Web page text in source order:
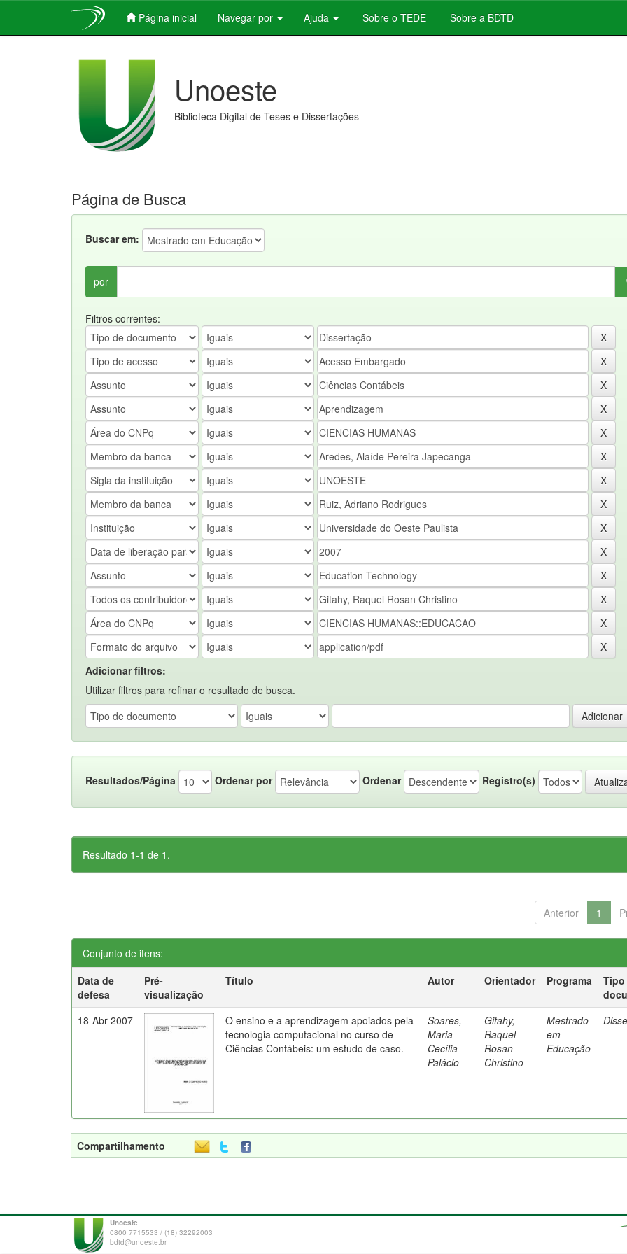
Página inicial Navegar por Ajuda Sobre o TEDE Sobre a BDTD
Unoeste
Biblioteca Digital de Teses e Dissertações
Página de Busca
Buscar em:
por
Filtros correntes:
Adicionar filtros:
Utilizar filtros para refinar o resultado de busca.
Resultados/Página Ordenar por Ordenar Registro(s)
Resultado 1-1 de 1.
Anterior 1
Conjunto de itens:
Data de
defesa
Pré-
visualização
Título Autor Orientador Programa
Tipo
18-Abr-2007
O ensino e a aprendizagem apoiados pela
tecnologia computacional no curso de
Ciências Contábeis: um estudo de caso.
Soares,
Maria
Cecília
Palácio
Gitahy,
Raquel
Rosan
Christino
Mestrado
em
Educação
Compartilhamento
Unoeste
0800 7715533 / (18) 32292003
bdtd@unoeste.br